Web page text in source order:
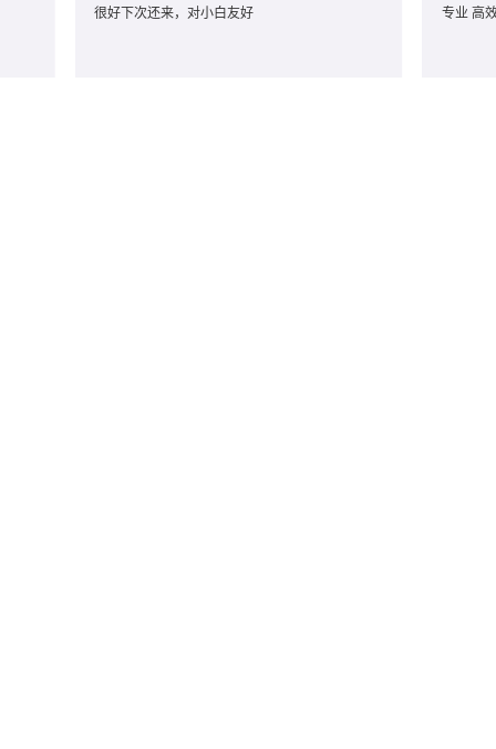
很好下次还来，对小白友好
专业 高